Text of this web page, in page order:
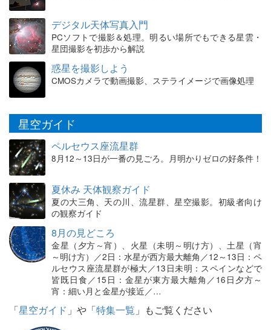
デジタル天体写真入門
PCソフトで撮影＆処理。明るい場所でもできる星雲・
星団撮影を初歩から解説
惑星を撮影しよう
CMOSカメラで動画撮影、ステライメージで画像処理
星空ガイド
ペルセウス座流星群
8月12～13日が一番の見ごろ。月明かりゼロの好条件！
夏休み 天体観察ガイド
夏の大三角、天の川、流星群、星空撮影。初級者向け
の観察ガイド
8月の見どころ
金星（夕方～宵）、火星（未明～明け方）、土星（宵
～明け方）／2日：水星が西方最大離角／12～13日：ペ
ルセウス座流星群が極大／13日未明：スペインなどで
皆既日食／15日：金星が東方最大離角／16日夕方～
宵：細い月と金星が接近／…
「星空ガイド 」や「特集一覧 」もご覧ください